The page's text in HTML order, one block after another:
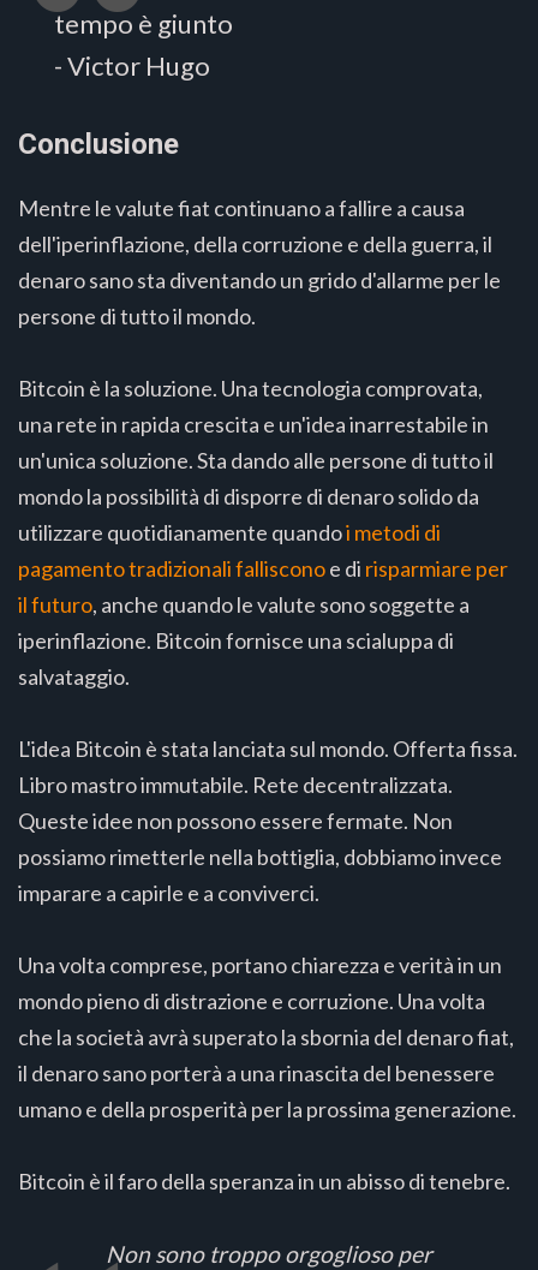
tempo è giunto
- Victor Hugo
Conclusione
Mentre le valute fiat continuano a fallire a causa
dell'iperinflazione, della corruzione e della guerra, il
denaro sano sta diventando un grido d'allarme per le
persone di tutto il mondo.
Bitcoin è la soluzione. Una tecnologia comprovata,
una rete in rapida crescita e un'idea inarrestabile in
un'unica soluzione. Sta dando alle persone di tutto il
mondo la possibilità di disporre di denaro solido da
utilizzare quotidianamente quandoi metodi di
pagamento tradizionali fallisconoe di risparmiare per
il futuro, anche quando le valute sono soggette a
iperinflazione. Bitcoin fornisce una scialuppa di
salvataggio.
L'idea Bitcoin è stata lanciata sul mondo. Offerta fissa.
Libro mastro immutabile. Rete decentralizzata.
Queste idee non possono essere fermate. Non
possiamo rimetterle nella bottiglia, dobbiamo invece
imparare a capirle e a conviverci.
Una volta comprese, portano chiarezza e verità in un
mondo pieno di distrazione e corruzione. Una volta
che la società avrà superato la sbornia del denaro fiat,
il denaro sano porterà a una rinascita del benessere
umano e della prosperità per la prossima generazione.
Bitcoin è il faro della speranza in un abisso di tenebre.
Non sono troppo orgoglioso per